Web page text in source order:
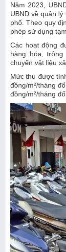
Năm 2023,
UBND về quản
phố. Theo quy
phép sử dụng
Các hoạt động
hàng hóa,
chuyển vật liệu
Mức thu được
đồng/m²/tháng
đồng/m²/tháng